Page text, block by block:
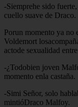
-Siemprehe sido
cuello suave de Draco.
Porun momento ya no
Voldemort
actode sexualidad
-¿Todobien joven
momento enla castaña.
-Simi Señor, solo
mintióDraco Malfoy.